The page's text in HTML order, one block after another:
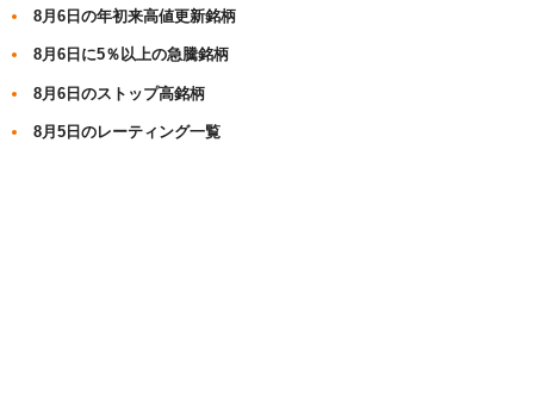
8月6日の年初来高値更新銘柄
8月6日に5％以上の急騰銘柄
8月6日のストップ高銘柄
8月5日のレーティング一覧